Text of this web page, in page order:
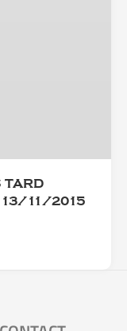
TARD
13/11/2015